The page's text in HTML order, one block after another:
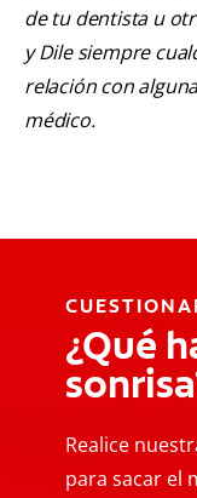
de tu dentista u
y Dile siempre
relación con
médico.
¿Qué
Realice
para sacar el